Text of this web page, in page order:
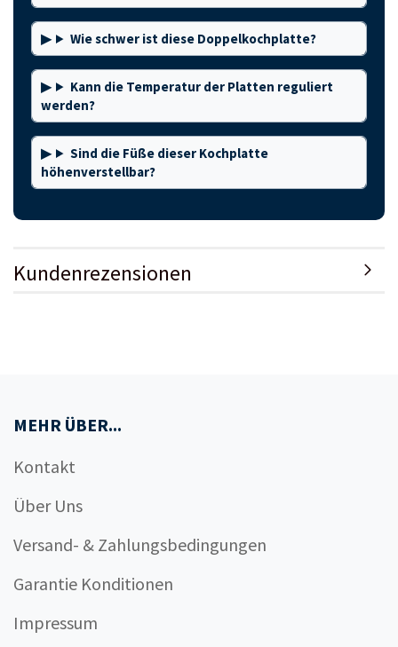
Wie schwer ist diese Doppelkochplatte?
Kann die Temperatur der Platten reguliert
werden?
Sind die Füße dieser Kochplatte
höhenverstellbar?
Kundenrezensionen
MEHR ÜBER...
Kontakt
Über Uns
Versand- & Zahlungsbedingungen
Garantie Konditionen
Impressum